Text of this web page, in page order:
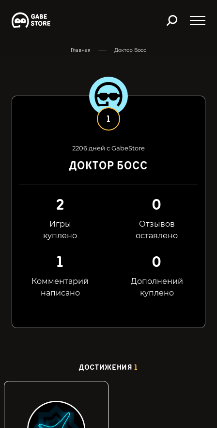
Главная Доктор Босс
1
2206 дней с GabeStore
ДОКТОР БОСС
2
Игры
куплено
0
Отзывов
оставлено
1
Комментарий
написано
0
Дополнений
куплено
ДОСТИЖЕНИЯ1